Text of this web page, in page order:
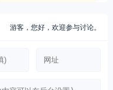
游客，您好，欢迎参与讨论。